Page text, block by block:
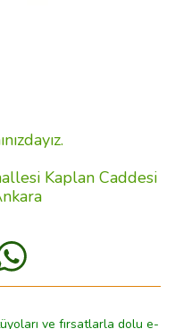
Kaplan Caddesi
ve fırsatlarla dolu e-